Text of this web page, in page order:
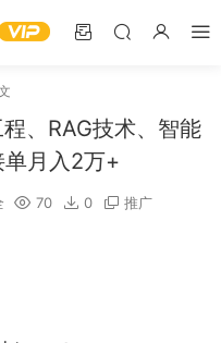
、RAG技术、智能
月入2万+
70 0 推广